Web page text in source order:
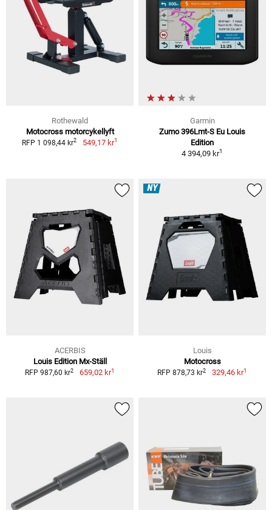
Rothewald
Motocross motorcykellyft
RFP 1 098,44 kr2 549,17 kr1
Garmin
Zumo 396Lmt-S Eu Louis
Edition
4 394,09 kr1
ACERBIS
Louis Edition Mx-Ställ
RFP 987,60 kr2 659,02 kr1
NY
Louis
Motocross
RFP 878,73 kr2 329,46 kr1